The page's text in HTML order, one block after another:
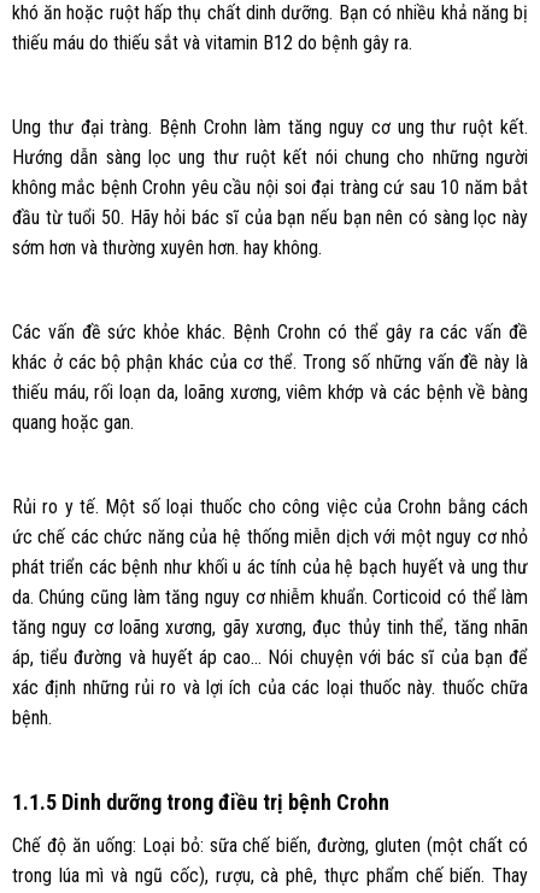
khó ăn hoặc ruột hấp thụ chất dinh dưỡng. Bạn có nhiều khả năng bị
thiếu máu do thiếu sắt và vitamin B12 do bệnh gây ra.
Ung thư đại tràng. Bệnh Crohn làm tăng nguy cơ ung thư ruột kết.
Hướng dẫn sàng lọc ung thư ruột kết nói chung cho những người
không mắc bệnh Crohn yêu cầu nội soi đại tràng cứ sau 10 năm bắt
đầu từ tuổi 50. Hãy hỏi bác sĩ của bạn nếu bạn nên có sàng lọc này
sớm hơn và thường xuyên hơn. hay không.
Các vấn đề sức khỏe khác. Bệnh Crohn có thể gây ra các vấn đề
khác ở các bộ phận khác của cơ thể. Trong số những vấn đề này là
thiếu máu, rối loạn da, loãng xương, viêm khớp và các bệnh về bàng
quang hoặc gan.
Rủi ro y tế. Một số loại thuốc cho công việc của Crohn bằng cách
ức chế các chức năng của hệ thống miễn dịch với một nguy cơ nhỏ
phát triển các bệnh như khối u ác tính của hệ bạch huyết và ung thư
da. Chúng cũng làm tăng nguy cơ nhiễm khuẩn. Corticoid có thể làm
tăng nguy cơ loãng xương, gãy xương, đục thủy tinh thể, tăng nhãn
áp, tiểu đường và huyết áp cao… Nói chuyện với bác sĩ của bạn để
xác định những rủi ro và lợi ích của các loại thuốc này. thuốc chữa
bệnh.
1.1.5 Dinh dưỡng trong điều trị bệnh Crohn
Chế độ ăn uống: Loại bỏ: sữa chế biến, đường, gluten (một chất có
trong lúa mì và ngũ cốc), rượu, cà phê, thực phẩm chế biến. Thay